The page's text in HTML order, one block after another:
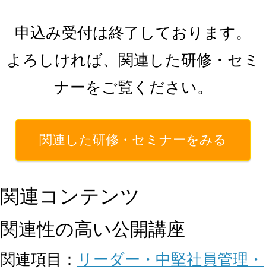
申込み受付は終了しております。
よろしければ、関連した研修・セミ
ナーをご覧ください。
関連した研修・セミナーをみる
関連コンテンツ
関連性の高い公開講座
関連項目： リーダー・中堅社員管理・